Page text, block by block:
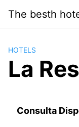
contenido
The besth
HOTELS
La
Consulta